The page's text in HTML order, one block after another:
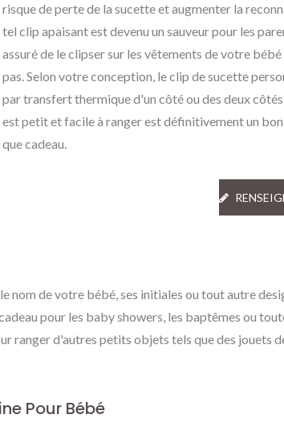
risque de perte de la sucette et augmenter la
tel clip apaisant est devenu un sauveur pour les
assuré de le clipser sur les vêtements de votre
pas. Selon votre conception, le clip de sucette
par transfert thermique d'un côté ou des deux
est petit et facile à ranger est définitivement un
que cadeau.
nom de votre bébé, ses initiales ou tout autre
pour les baby showers, les baptêmes ou
ranger d'autres petits objets tels que des jouets
Pour BébéPersonnalisée